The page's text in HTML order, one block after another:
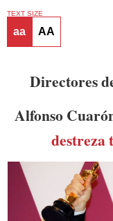
TEXT SIZE
aa AA
Directores
Alfonso
destreza